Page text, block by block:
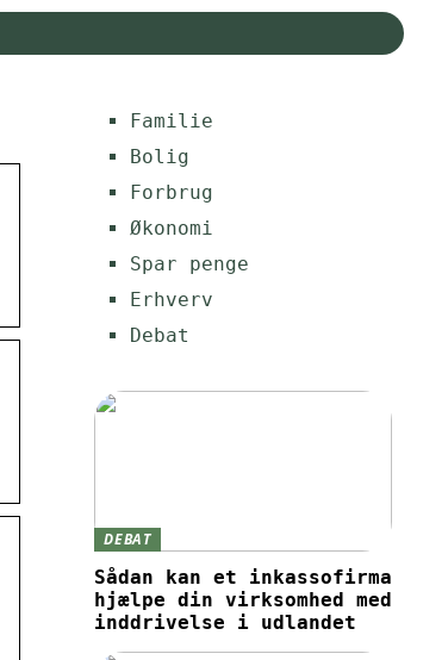
Familie
Bolig
Forbrug
Økonomi
Spar penge
Erhverv
Debat
DEBAT
Sådan kan et inkassofirma
hjælpe din virksomhed med
inddrivelse i udlandet